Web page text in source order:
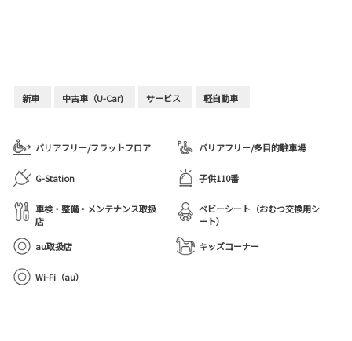
新車 中古車（U-Car) サービス 軽自動車
バリアフリー/フラットフロア バリアフリー/多目的駐車場
G-Station 子供110番
車検・整備・メンテナンス取扱
店
ベビーシート（おむつ交換用シ
ート）
au取扱店
キッズコーナー
Wi-Fi（au）